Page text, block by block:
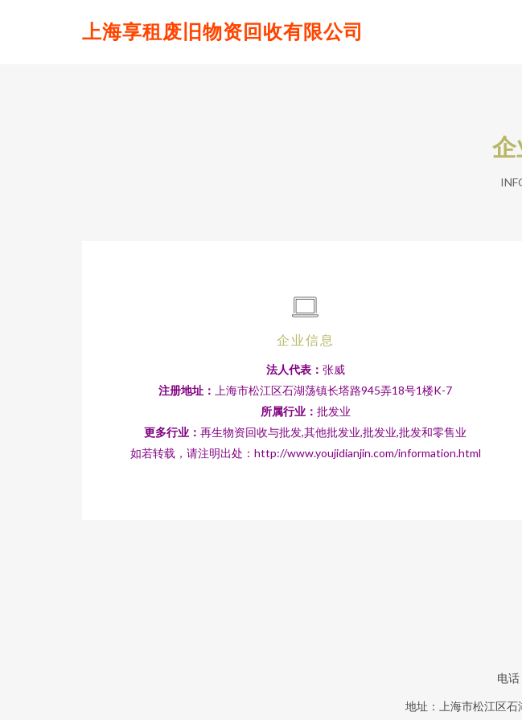
上海享租废旧物资回收有限公司
企业信息
法人代表： 张威
注册地址：
上海市松江区石湖荡镇长塔路945弄18号1楼K-7
所属行业： 批发业
更多行业： 再生物资回收与批发,其他批发业,批发业,批发和零售业
如若转载，请注明出处：http://www.youjidianjin.com/information.html
电
地址：上海市松江区